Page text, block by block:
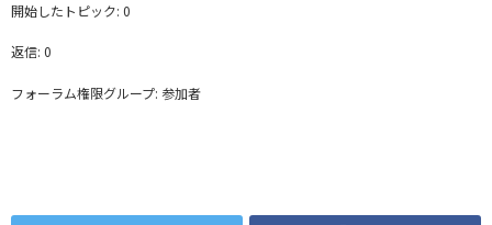
開始したトピック: 0
返信: 0
フォーラム権限グループ: 参加者